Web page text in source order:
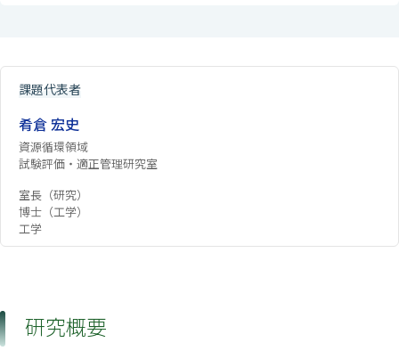
課題代表者
肴倉 宏史
資源循環領域
試験評価・適正管理研究室
室長（研究）
博士（工学）
工学
研究概要